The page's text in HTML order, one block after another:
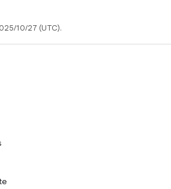
10/27 (UTC).